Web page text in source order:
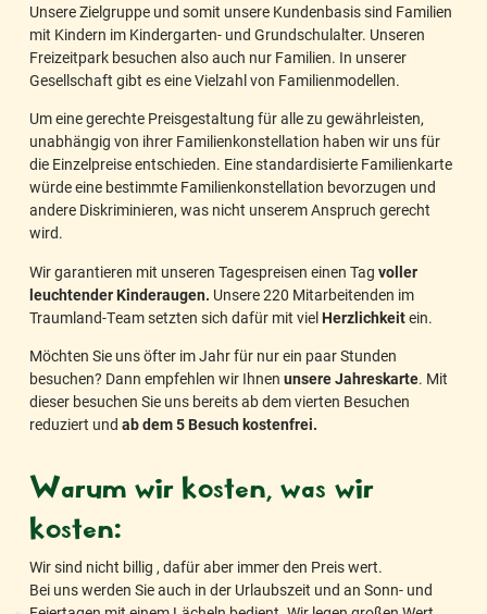
Unsere Zielgruppe und somit unsere Kundenbasis sind Familien
mit Kindern im Kindergarten- und Grundschulalter. Unseren
Freizeitpark besuchen also auch nur Familien. In unserer
Gesellschaft gibt es eine Vielzahl von Familienmodellen.
Um eine gerechte Preisgestaltung für alle zu gewährleisten,
unabhängig von ihrer Familienkonstellation haben wir uns für
die Einzelpreise entschieden. Eine standardisierte Familienkarte
würde eine bestimmte Familienkonstellation bevorzugen und
andere Diskriminieren, was nicht unserem Anspruch gerecht
wird.
Wir garantieren mit unseren Tagespreisen einen Tag voller
leuchtender Kinderaugen. Unsere 220 Mitarbeitenden im
Traumland-Team setzten sich dafür mit vielHerzlichkeitein.
Möchten Sie uns öfter im Jahr für nur ein paar Stunden
besuchen? Dann empfehlen wir Ihnen unsere Jahreskarte. Mit
dieser besuchen Sie uns bereits ab dem vierten Besuchen
reduziert und ab dem 5 Besuch kostenfrei.
Warum wir kosten, was wir
kosten:
Wir sind nicht billig , dafür aber immer den Preis wert.
Bei uns werden Sie auch in der Urlaubszeit und an Sonn- und